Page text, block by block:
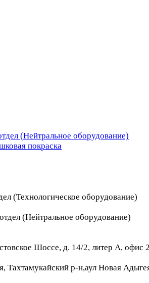
(Нейтральное оборудование)
покраска
(Технологическое оборудование)
(Нейтральное оборудование)
Шоссе, д. 14/2, литер А, офис
Тахтамукайский р-н,аул Новая